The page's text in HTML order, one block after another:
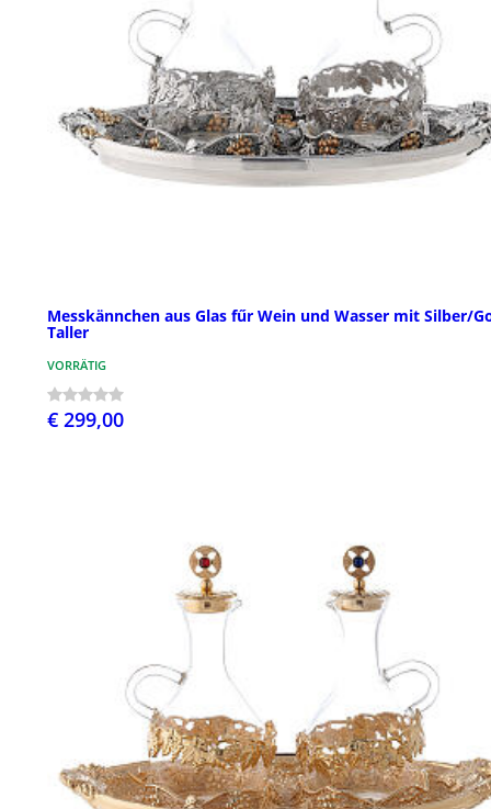
Messkännchen aus Glas fűr Wein und Wasser mit Silber/
Taller
VORRÄTIG
€ 299,00